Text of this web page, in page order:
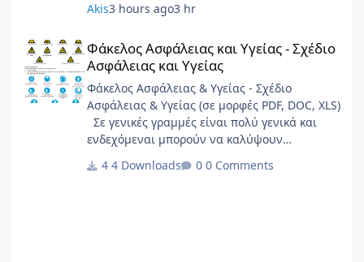
Akis3 hours ago3 hr
Φάκελος Ασφάλειας και Υγείας - Σχέδιο Ασφάλειας και Υγείας
Φάκελος Ασφάλειας και Υγείας - Σχέδιο
Ασφάλειας και Υγείας
Φάκελος Ασφάλειας & Υγείας - Σχέδιο
Ασφάλειας & Υγείας (σε μορφές PDF, DOC, XLS)
Σε γενικές γραμμές είναι πολύ γενικά και
ενδεχόμεναι μπορούν να καλύψουν
4 Downloads 0 Comments